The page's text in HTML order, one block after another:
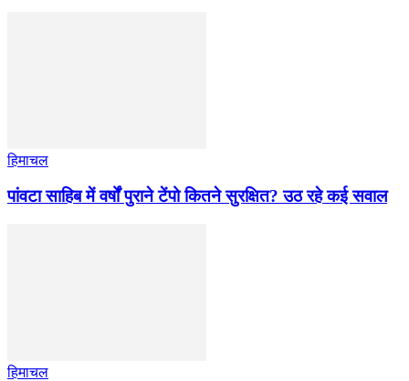
हिमाचल
पांवटा साहिब में वर्षों पुराने टेंपो कितने सुरक्षित? उठ रहे कई सवाल
हिमाचल